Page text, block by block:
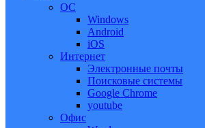
ОС
Windows
Android
iOS
Интернет
Электронные почты
Поисковые системы
Google Chrome
youtube
Офис